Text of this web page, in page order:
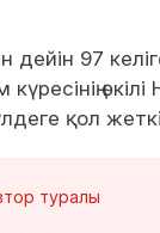
дейін 97
қол
туралы